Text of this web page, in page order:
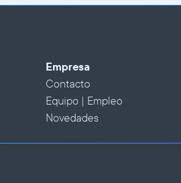
Empresa
Contacto
Equipo | Empleo
Novedades